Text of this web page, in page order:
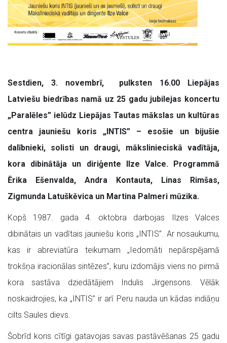
Sestdien, 3. novembrī, pulksten 16.00 Liepājas
Latviešu biedrības namā uz 25 gadu jubilejas koncertu
„Paralēles” ielūdz Liepājas Tautas mākslas un kultūras
centra jauniešu koris „INTIS” – esošie un bijušie
dalībnieki, solisti un draugi, mākslinieciskā vadītāja,
kora dibinātāja un diriģente Ilze Valce. Programmā
Ērika Ešenvalda, Andra Kontauta, Linas Rimšas,
Zigmunda Latuškēvica un Martina Palmeri mūzika.
Kopš 1987. gada 4. oktobra darbojas Ilzes Valces
dibinātais un vadītais jauniešu koris „INTIS”. Ar nosaukumu,
kas ir abreviatūra teikumam „Iedomāti nepārspējamā
trokšņa iracionālas sintēzes”, kuru izdomājis viens no pirmā
kora sastāva dziedātājiem Indulis Jirgensons. Vēlāk
noskaidrojies, ka „INTIS” ir arī Peru nauda un kādas indiāņu
cilts Saules dievs.
Šobrīd koris cītīgi gatavojas savas pastāvēšanas 25 gadu